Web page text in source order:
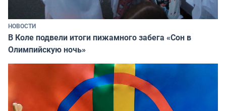
НОВОСТИ
В Коле подвели итоги пижамного забега «Сон в
Олимпийскую ночь»